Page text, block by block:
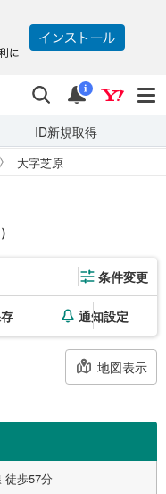
検索 通知
i
ID新規取得
大字芝原
条件変更
通知設定
地図表示
徒歩57分